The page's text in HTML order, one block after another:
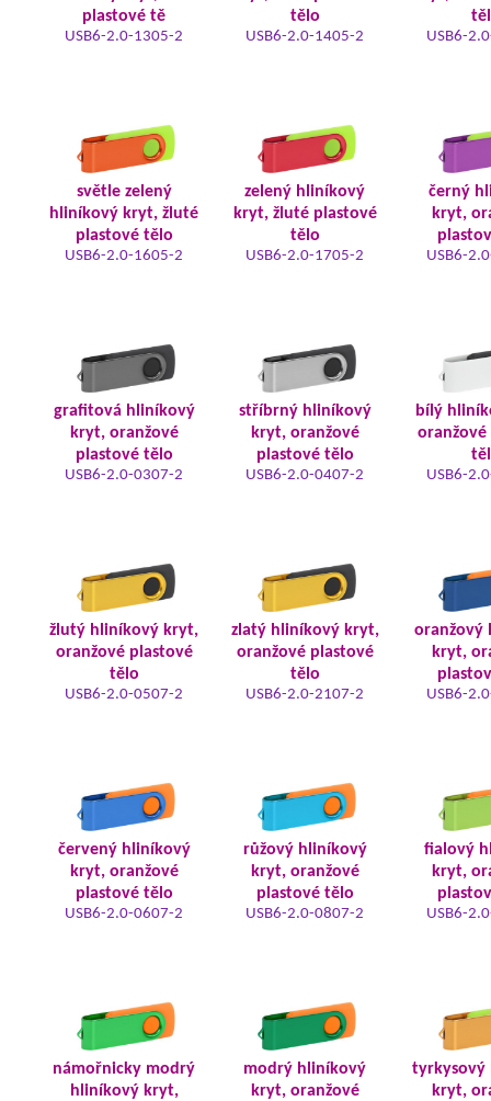
plastové tě
USB6-2.0-1305-2
tělo
USB6-2.0-1405-2 USB6-
světle zelený
hliníkový kryt, žluté
plastové tělo
USB6-2.0-1605-2
zelený hliníkový
kryt, žluté plastové
tělo
USB6-2.0-1705-2
černý
kryt,
USB6-
grafitová hliníkový
kryt, oranžové
plastové tělo
USB6-2.0-0307-2
stříbrný hliníkový
kryt, oranžové
plastové tělo
USB6-2.0-0407-2
bílý
oranžové
USB6-
žlutý hliníkový kryt,
oranžové plastové
tělo
USB6-2.0-0507-2
zlatý hliníkový kryt,
oranžové plastové
tělo
USB6-2.0-2107-2
oranžový
kryt,
USB6-
červený hliníkový
kryt, oranžové
plastové tělo
USB6-2.0-0607-2
růžový hliníkový
kryt, oranžové
plastové tělo
USB6-2.0-0807-2
fialový
kryt,
USB6-
námořnicky modrý
hliníkový kryt,
modrý hliníkový
kryt, oranžové
tyrkysový
kryt,